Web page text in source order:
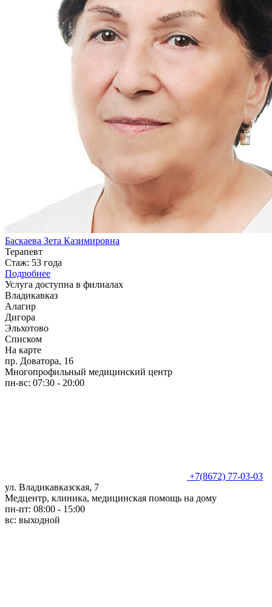
Баскаева Зета Казимировна
Терапевт
Стаж: 53 года
Подробнее
Услуга доступна в филиалах
Владикавказ
Алагир
Дигора
Эльхотово
Списком
На карте
пр. Доватора, 16
Многопрофильный медицинский центр
пн-вс: 07:30 - 20:00
+7(8672) 77-03-03
ул. Владикавказская, 7
Медцентр, клиника, медицинская помощь на дому
пн-пт: 08:00 - 15:00
вс: выходной